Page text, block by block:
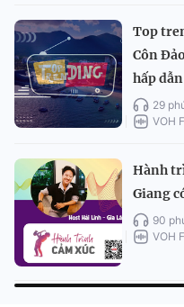
Top
Côn
hấp dẫn
29
VOH
Hành
Giang
90
VOH